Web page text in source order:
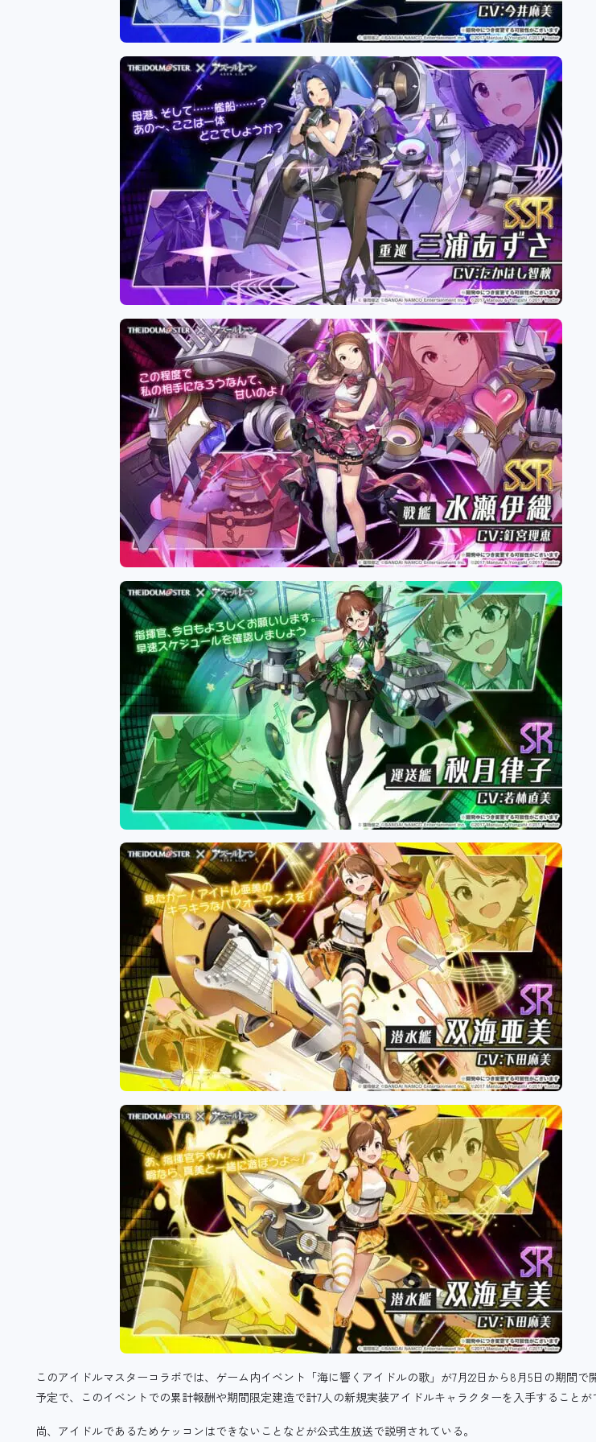
このアイドルマスターコラボでは、ゲーム内イベント「海に響くアイドルの歌」が7月22日から8月5日の期間で
予定で、このイベントでの累計報酬や期間限定建造で計7人の新規実装アイドルキャラクターを入手することが
尚、アイドルであるためケッコンはできないことなどが公式生放送で説明されている。